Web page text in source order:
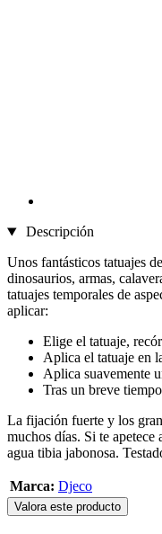
Descripción
Unos fantásticos tatuajes
dinosaurios, armas,
tatuajes temporales de
aplicar:
Elige el tatuaje,
Aplica el tatuaje en
Aplica suavemente
Tras un breve
La fijación fuerte y los
muchos días. Si te
agua tibia jabonosa.
Marca: Djeco
Valora este producto